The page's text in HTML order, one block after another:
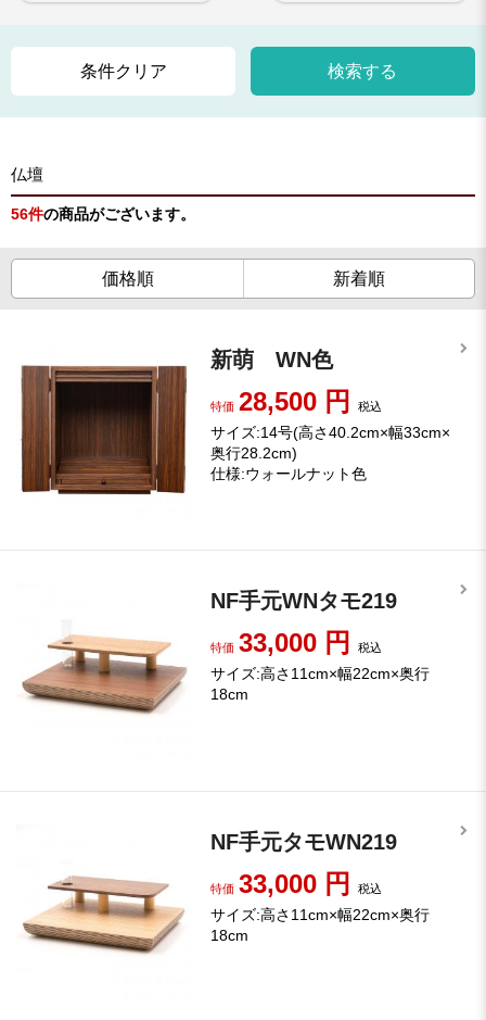
条件クリア 検索する
仏壇
56件の商品がございます。
価格順 新着順
新萌 WN色
特価 28,500 円税込
サイズ:14号(高さ40.2cm×幅33cm×
奥行28.2cm)
仕様:ウォールナット色
NF手元WNタモ219
特価 33,000 円税込
サイズ:高さ11cm×幅22cm×奥行
18cm
NF手元タモWN219
特価 33,000 円税込
サイズ:高さ11cm×幅22cm×奥行
18cm